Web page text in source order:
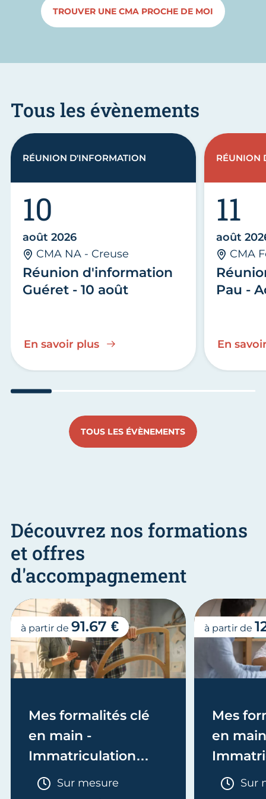
TROUVER UNE CMA PROCHE DE MOI
Tous les évènements
Réunion d'information
Guéret - 10 août
10
août 2026
CMA NA - Creuse
En savoir plus
RÉUNION D'INFORMATION
Pau -
11
août
CMA
En
RÉUNION
TOUS LES ÉVÈNEMENTS
Découvrez nos formations
et offres
d'accompagnement
Mes formalités clé
en main -
Immatriculation
(EI/Micro-entreprise
Durée :
Sur mesure
à partir de 91.67 €
Mes
en
Sur
à partir de